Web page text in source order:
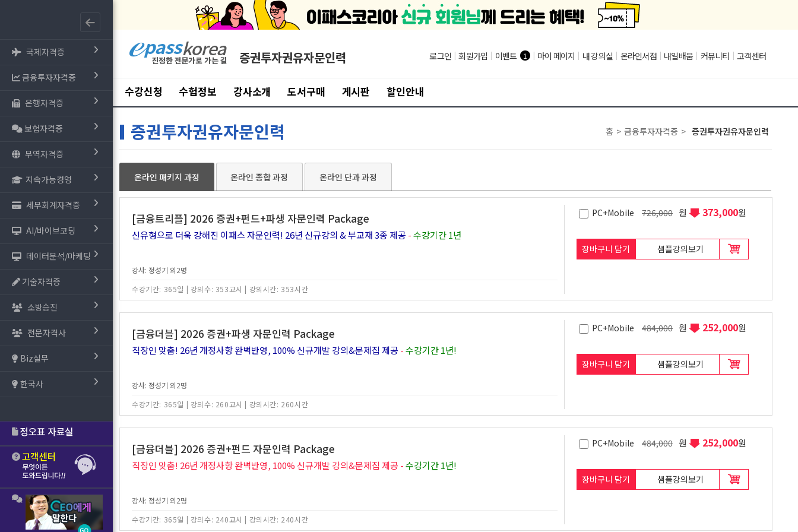
국제자격증
금융투자자격증
은행자격증
보험자격증
무역자격증
지속가능경영
세무회계자격증
AI/바이브코딩
데이터분석/마케팅
기술자격증
소방승진
전문자격사
Biz실무
한국사
증권투자권유자문인력 로그인 | 회원가입 | 이벤트 1 | 마이 페이지 | 내 강의실 | 온라인서점 | 내일배움 | 커뮤니티 | 고객센터
수강신청 수험정보 강사소개 도서구매 게시판 할인안내
증권투자권유자문인력 홈 > 금융투자자격증 > 증권투자권유자문인력
온라인 패키지 과정 온라인 종합 과정 온라인 단과 과정
[금융트리플] 2026 증권+펀드+파생 자문인력 Package
신유형으로 더욱 강해진 이패스 자문인력! 26년 신규강의 & 부교재 3종 제공 -수강기간 1년
강사: 정성기 외2명
수강기간: 365일 | 강의수: 353교시 | 강의시간: 353시간
PC+Mobile 726,000 원 373,000원
장바구니 담기 샘플강의보기
[금융더블] 2026 증권+파생 자문인력 Package
직장인 맞춤! 26년 개정사항 완벽반영, 100% 신규개발 강의&문제집 제공 -수강기간 1년!
강사: 정성기 외2명
수강기간: 365일 | 강의수: 260교시 | 강의시간: 260시간
PC+Mobile 484,000 원 252,000원
장바구니 담기 샘플강의보기
[금융더블] 2026 증권+펀드 자문인력 Package
직장인 맞춤! 26년 개정사항 완벽반영, 100% 신규개발 강의&문제집 제공 -수강기간 1년!
강사: 정성기 외2명
수강기간: 365일 | 강의수: 240교시 | 강의시간: 240시간
PC+Mobile 484,000 원 252,000원
장바구니 담기 샘플강의보기